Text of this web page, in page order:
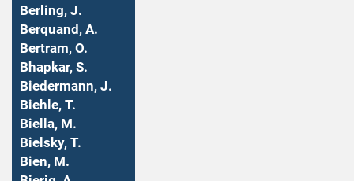
Berling, J.
Berquand, A.
Bertram, O.
Bhapkar, S.
Biedermann, J.
Biehle, T.
Biella, M.
Bielsky, T.
Bien, M.